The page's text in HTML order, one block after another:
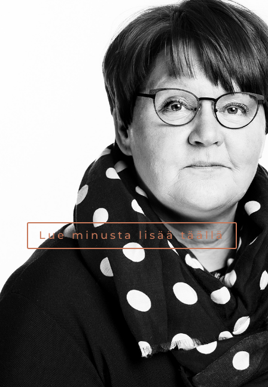
Lue minusta lisää täällä